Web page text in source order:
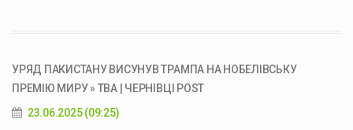
УРЯД ПАКИСТАНУ ВИСУНУВ ТРАМПА НА НОБЕЛІВСЬКУ
ПРЕМІЮ МИРУ » ТВА | ЧЕРНІВЦІ POST
23.06.2025 (09:25)